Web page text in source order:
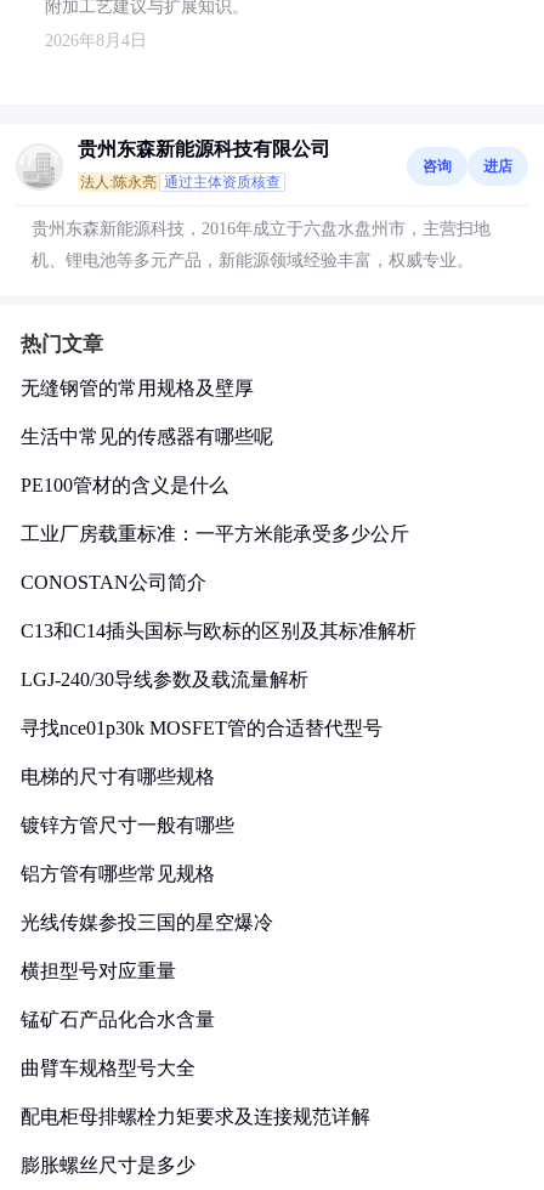
附加工艺建议与扩展知识。
2026年8月4日
贵州东森新能源科技有限公司
法人:陈永亮 通过主体资质核查
咨询 进店
贵州东森新能源科技，2016年成立于六盘水盘州市，主营扫地
机、锂电池等多元产品，新能源领域经验丰富，权威专业。
热门文章
无缝钢管的常用规格及壁厚
生活中常见的传感器有哪些呢
PE100管材的含义是什么
工业厂房载重标准：一平方米能承受多少公斤
CONOSTAN公司简介
C13和C14插头国标与欧标的区别及其标准解析
LGJ-240/30导线参数及载流量解析
寻找nce01p30k MOSFET管的合适替代型号
电梯的尺寸有哪些规格
镀锌方管尺寸一般有哪些
铝方管有哪些常见规格
光线传媒参投三国的星空爆冷
横担型号对应重量
锰矿石产品化合水含量
曲臂车规格型号大全
配电柜母排螺栓力矩要求及连接规范详解
膨胀螺丝尺寸是多少